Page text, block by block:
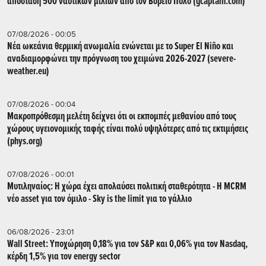
07/08/2026 - 00:05
Νέα ωκεάνια θερμική ανωμαλία ενώνεται με το Super El Niño και
αναδιαμορφώνει την πρόγνωση του χειμώνα 2026-2027 (severe-
weather.eu)
07/08/2026 - 00:04
Μακροπρόθεσμη μελέτη δείχνει ότι οι εκπομπές μεθανίου από τους
χώρους υγειονομικής ταφής είναι πολύ υψηλότερες από τις εκτιμήσεις
(phys.org)
07/08/2026 - 00:01
Μυτιληναίος: Η χώρα έχει απολαύσει πολιτική σταθερότητα - Η MCRM
νέο asset για τον όμιλο - Sky is the limit για το γάλλιο
06/08/2026 - 23:01
Wall Street: Υποχώρηση 0,18% για τον S&P και 0,06% για τον Nasdaq,
κέρδη 1,5% για τον energy sector